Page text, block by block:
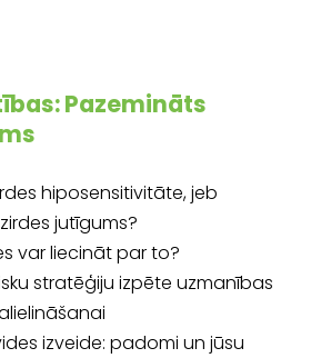
Pazemināts
hiposensitivitāte, jeb
jutīgums?
var liecināt par to?
stratēģiju izpēte uzmanības
izveide: padomi un jūsu